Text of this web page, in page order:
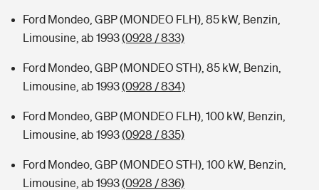
Ford Mondeo, GBP (MONDEO FLH), 85 kW, Benzin,
Limousine, ab 1993(0928 / 833)
Ford Mondeo, GBP (MONDEO STH), 85 kW, Benzin,
Limousine, ab 1993(0928 / 834)
Ford Mondeo, GBP (MONDEO FLH), 100 kW, Benzin,
Limousine, ab 1993(0928 / 835)
Ford Mondeo, GBP (MONDEO STH), 100 kW, Benzin,
Limousine, ab 1993(0928 / 836)